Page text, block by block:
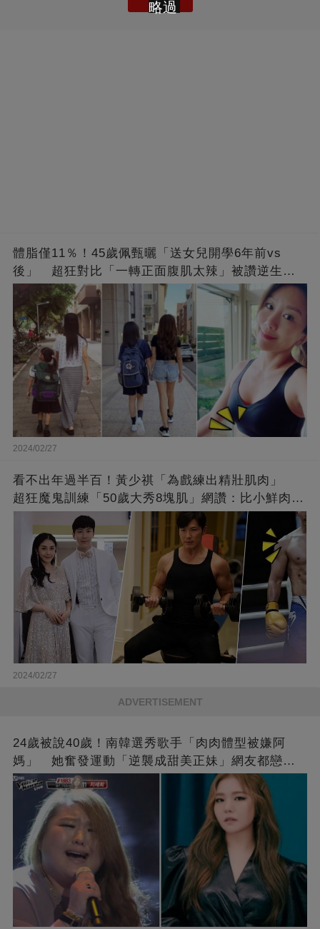
體脂僅11％！45歲佩甄曬「送女兒開學6年前vs
後」 超狂對比「一轉正面腹肌太辣」被讚逆生
長：媽媽變姊姊❤
2024/02/27
看不出年過半百！黃少祺「為戲練出精壯肌肉」
超狂魔鬼訓練「50歲大秀8塊肌」網讚：比小鮮肉猛
❤
2024/02/27
ADVERTISEMENT
24歲被說40歲！南韓選秀歌手「肉肉體型被嫌阿
媽」 她奮發運動「逆襲成甜美正妹」網友都戀愛
了❤
略過